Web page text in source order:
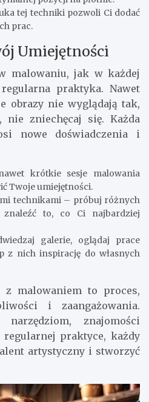
tej techniki pozwoli Ci dodać
prac.
Umiejętności
malowaniu, jak w każdej
praktyka. Nawet
obrazy nie wyglądają tak,
nie zniechęcaj się. Każda
nowe doświadczenia i
krótkie sesje malowania
Twoje umiejętności.
technikami – próbuj różnych
to, co Ci najbardziej
galerie, oglądaj prace
z nich inspirację do własnych
z malowaniem to proces,
i zaangażowania.
znajomości
praktyce, każdy
artystyczny i stworzyć